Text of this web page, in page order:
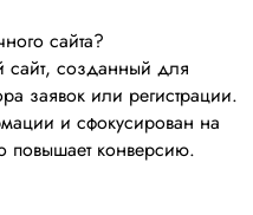
сайта?
сайт, созданный для
заявок или регистрации.
и сфокусирован на
повышает конверсию.